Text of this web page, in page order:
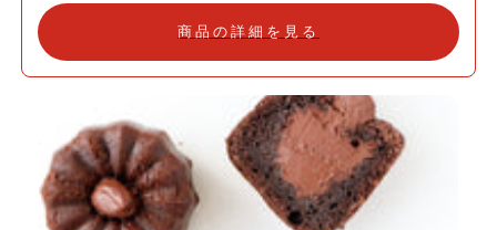
を効かせた カレークッキー ・やさしい塩味と旨みが広がる 柚味噌
クッキー ※すべてヴィーガン・グルテンフリー ※内容は一部変更
ルテンフリー 素材に配慮しながらも、しっかり満足感。 ✔ お酒と
の相性◎ ワイン、日本酒、クラフトビールとも好相性。 ✔ ギフト
に映えるシンプルな缶デザイン 男女問わず贈りやすいデザインで
す。 こんな方におすすめ ・甘いものが苦手な方へのギフトに ・お
酒が好きな方へのバレンタイン・ホワイトデーに ・大人向けの、
商品の詳細を見る